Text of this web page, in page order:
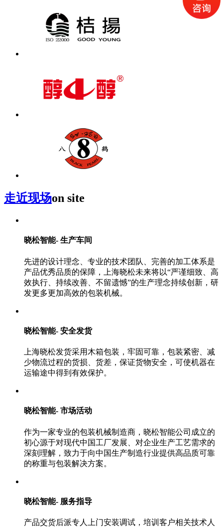
走近现场on site
晓松智能- 生产车间
先进的设计理念、专业的技术团队、完善的加工体系是
产品优秀品质的保障，上海晓松未来将以“严谨细致、高
效执行、持续改善、不留遗憾”的生产理念持续创新，研
发更多更加高效的包装机械。
晓松智能- 安全发货
上海晓松发货采用木箱包装，牢固可靠，包装紧密、减
少物流过程的货损、货差，保证货物安全，可使机器在
运输途中得到有效保护。
晓松智能- 市场活动
作为一家专业的包装机械制造商，晓松智能公司成立的
初心源于对现代中国工厂发展、对企业生产工艺需求的
深刻理解，致力于向中国生产制造行业提供高品质可靠
的称重与包装解决方案。
晓松智能- 服务指导
产品交货后派专人上门安装调试，培训客户相关技术人